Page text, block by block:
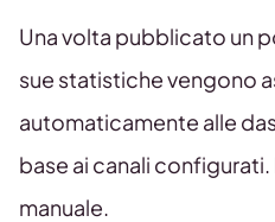
Una volta pubblicato un
sue statistiche vengono
automaticamente alle
base ai canali
manuale.